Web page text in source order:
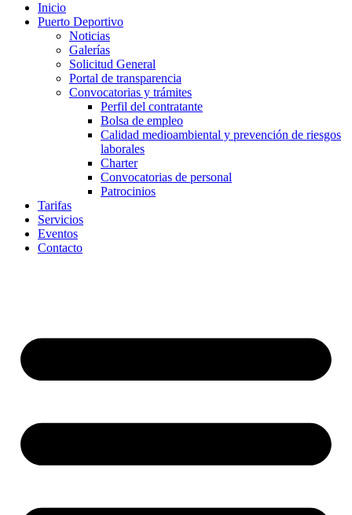
Inicio
Puerto Deportivo
Noticias
Galerías
Solicitud General
Portal de transparencia
Convocatorias y trámites
Perfil del contratante
Bolsa de empleo
Calidad medioambiental y prevención de riesgos
laborales
Charter
Convocatorias de personal
Patrocinios
Tarifas
Servicios
Eventos
Contacto